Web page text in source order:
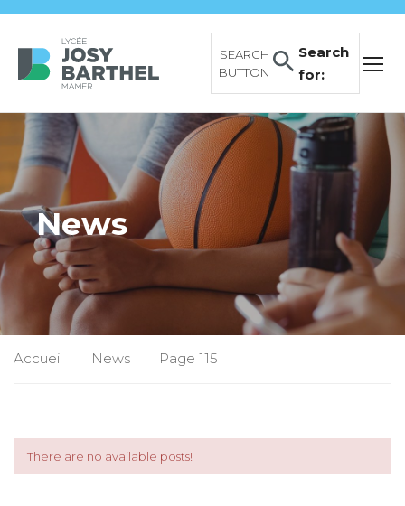
Search
for:
SEARCH
BUTTON
News
Accueil News Page 115
There are no available posts!